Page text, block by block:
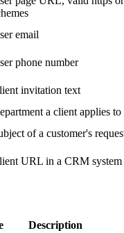
email
phone number
invitation text
a client applies to
of a customer's
URL in a CRM system
Description